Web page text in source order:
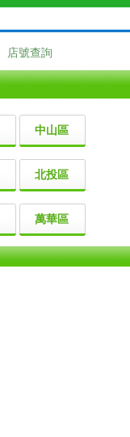
店號查詢
中山區
北投區
萬華區